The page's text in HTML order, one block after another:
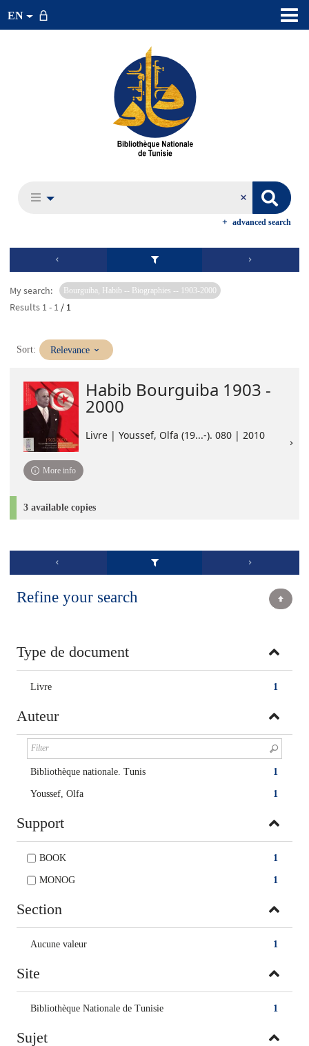
EN
advanced search
My search: Bourguiba, Habib -- Biographies -- 1903-2000
Results 1 - 1 / 1
Sort: (Immediate
update)
Relevance
Habib Bourguiba 1903 -
2000
Livre | Youssef, Olfa (19...-). 080 | 2010
More info
3 available copies
Refine your search
Type de document
1
Livre
Auteur
1
Bibliothèque nationale. Tunis
1
Youssef, Olfa
Support
1
BOOK
1
MONOG
Section
1
Aucune valeur
Site
1
Bibliothèque Nationale de Tunisie
Sujet